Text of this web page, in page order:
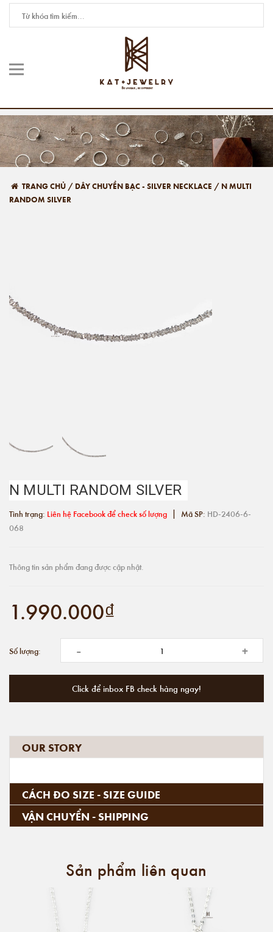
TRANG CHỦ / DÂY CHUYỀN BẠC - SILVER NECKLACE / N MULTI
RANDOM SILVER
N MULTI RANDOM SILVER
Tình trạng: Liên hệ Facebook để check số lượng | Mã SP: HD-2406-6-
068
Thông tin sản phẩm đang được cập nhật.
1.990.000₫
Số lượng: - +
Click để inbox FB check hàng ngay!
OUR STORY
CÁCH ĐO SIZE - SIZE GUIDE
VẬN CHUYỂN - SHIPPING
Sản phẩm liên quan